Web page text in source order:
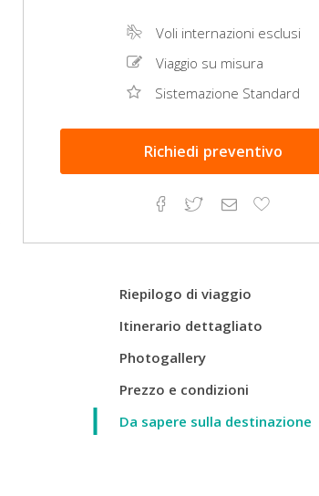
Voli internazioni esclusi
Viaggio su misura
Sistemazione Standard
Richiedi preventivo
Facebook
TwitterEmailAggiungi
Riepilogo di viaggio
Itinerario dettagliato
Photogallery
Prezzo e condizioni
Da sapere sulla destinazione